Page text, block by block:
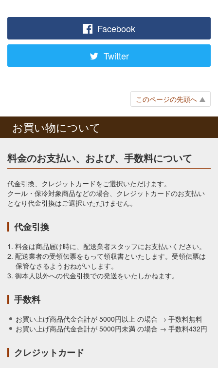
サバラガムワ アルズウォータ茶園 2026年産の紅茶の
販売を開始しました。
ダージリンセカンドフラッシュ シンブリー茶園 の販
ウバ・ナヤベッデ茶園の紅茶の販売を開始しました。
2025年10月05日
キャンディ・ハンターナ茶園 2025年産紅茶の販売を
開始しました。
2025年08月31日
ダージリンセカンドフラッシュ マーガレットホープ
2025年08月31日
ニルギリ チャムラジ茶園の販売を開始しました
ネパールジュンチャバリ茶園 2025年 初夏 の販売を開
2025年05月30日
2025年度産 ダージリン マーガレットホープ茶園 ファ
ーストフラッシュの販売を開始しました。
2025年05月30日
2025年産 カングラ ワー茶園 ファーストフラッシュの
販売を開始しました。
2025年04月01日
ました。
Facebook
Twitter
このページの先頭へ
お買い物について
料金のお支払い、および、手数料について
代金引換、クレジットカードをご選択いただけます。
クール・保冷対象商品などの場合、クレジットカードのお支払い
となり代金引換はご選択いただけません。
代金引換
1. 料金は商品届け時に、配送業者スタッフにお支払いください。
2. 配送業者の受領伝票をもって領収書といたします。受領伝票は
保管なさるようおねがいします。
3. 御本人以外への代金引換での発送をいたしかねます。
手数料
お買い上げ商品代金合計が 5000円以上 の場合 → 手数料無料
お買い上げ商品代金合計が 5000円未満 の場合 → 手数料432円
クレジットカード